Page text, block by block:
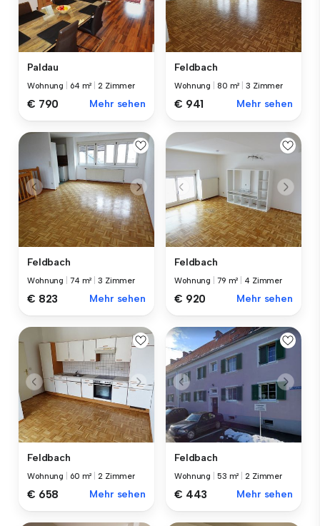
Paldau
Wohnung 64 m² |2 Zimmer
€ 790 Mehr sehen
Feldbach
Wohnung 80 m² |3 Zimmer
€ 941 Mehr sehen
Feldbach
Wohnung 74 m² |3 Zimmer
€ 823 Mehr sehen
Feldbach
Wohnung 79 m² 4 Zimmer
€ 920 Mehr sehen
Feldbach
Wohnung 60 m² |2 Zimmer
€ 658 Mehr sehen
Feldbach
Wohnung 53 m² |2 Zimmer
€ 443 Mehr sehen